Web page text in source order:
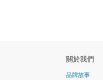
關於我們
品牌故事